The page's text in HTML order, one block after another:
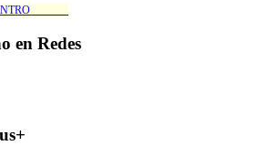
en Redes